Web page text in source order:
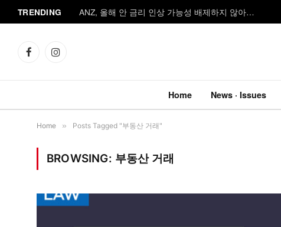
TRENDING ANZ, 올해 안 금리 인상 가능성 배제하지 않아…
FacebookInstagram
Home News · Issues
Home » Posts Tagged "부동산 거래"
BROWSING: 부동산 거래